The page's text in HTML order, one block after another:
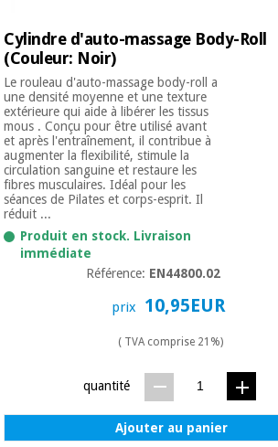
Cylindre d'auto-massage Body-Roll
(Couleur: Noir)
Le rouleau d'auto-massage body-roll a
une densité moyenne et une texture
extérieure qui aide à libérer les tissus
mous . Conçu pour être utilisé avant
et après l'entraînement, il contribue à
augmenter la flexibilité, stimule la
circulation sanguine et restaure les
fibres musculaires. Idéal pour les
séances de Pilates et corps-esprit. Il
réduit ...
Produit en stock. Livraison
immédiate
Référence: EN44800.02
prix 10,95EUR
( TVA comprise 21%)
quantité
Ajouter au panier